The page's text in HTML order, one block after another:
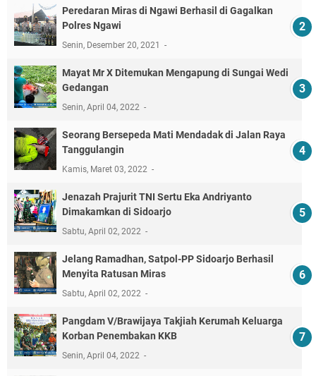
Peredaran Miras di Ngawi Berhasil di Gagalkan
Polres Ngawi
Senin, Desember 20, 2021
Mayat Mr X Ditemukan Mengapung di Sungai Wedi
Gedangan
Senin, April 04, 2022
Seorang Bersepeda Mati Mendadak di Jalan Raya
Tanggulangin
Kamis, Maret 03, 2022
Jenazah Prajurit TNI Sertu Eka Andriyanto
Dimakamkan di Sidoarjo
Sabtu, April 02, 2022
Jelang Ramadhan, Satpol-PP Sidoarjo Berhasil
Menyita Ratusan Miras
Sabtu, April 02, 2022
Pangdam V/Brawijaya Takjiah Kerumah Keluarga
Korban Penembakan KKB
Senin, April 04, 2022